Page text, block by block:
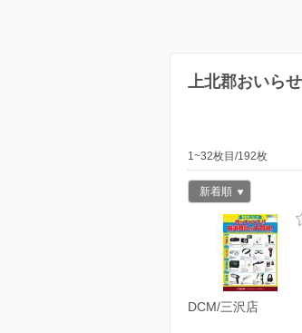
上北郡おいら
1~32枚目/192枚
新着順
DCM/三沢店